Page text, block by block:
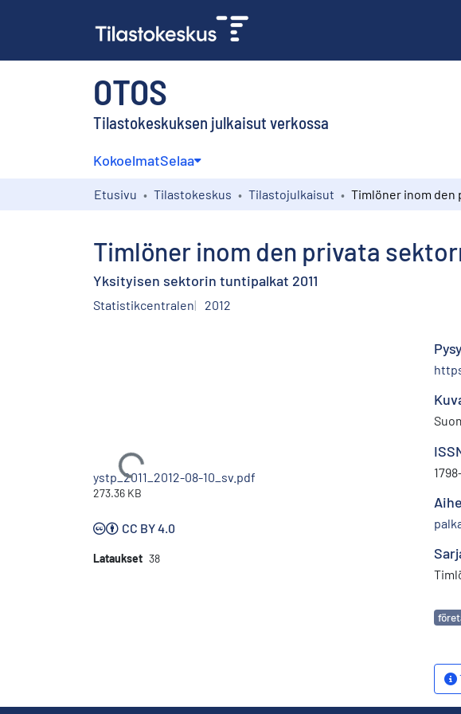
OTOS
Tilastokeskuksen julkaisut verkossa
KokoelmatSelaa
Etusivu Tilastokeskus Tilastojulkaisut
Timlöner inom den privata
Yksityisen sektorin tuntipalkat 2011
Statistikcentralen 2012
Ladataan...
ystp_2011_2012-08-10_sv.pdf
273.36 KB
CC BY 4.0
Lataukset 38